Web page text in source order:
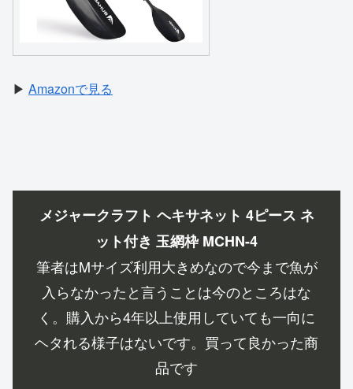
▶ Amazonで見る
メジャークラフト ヘキサネット 4ピース ネ
ット付き 玉網枠 MCHN-4
筆者はMサイズ利用大きめなので今まで魚が
入らなかったと言うことは今のところはな
く。購入から4年以上使用していても一向に
ヘタれる様子はないです。買って良かった商
品です